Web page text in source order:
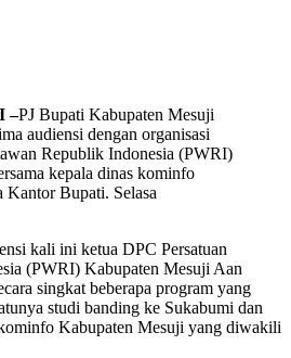
–PJ Bupati Kabupaten Mesuji
audiensi dengan organisasi
Republik Indonesia (PWRI)
kepala dinas kominfo
Bupati. Selasa
kali ini ketua DPC Persatuan
(PWRI) Kabupaten Mesuji Aan
singkat beberapa program yang
studi banding ke Sukabumi dan
Kabupaten Mesuji yang diwakili